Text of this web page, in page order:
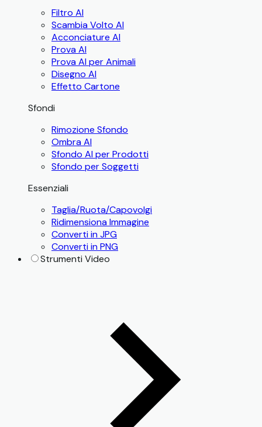
Filtro AI
Scambia Volto AI
Acconciature AI
Prova AI
Prova AI per Animali
Disegno AI
Effetto Cartone
Sfondi
Rimozione Sfondo
Ombra AI
Sfondo AI per Prodotti
Sfondo per Soggetti
Essenziali
Taglia/Ruota/Capovolgi
Ridimensiona Immagine
Converti in JPG
Converti in PNG
Strumenti Video